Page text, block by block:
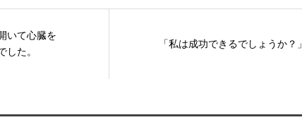
いて心臓を
した。
「私は成功できるでしょうか？」